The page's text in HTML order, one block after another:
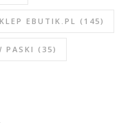
EBUTIK.PL (145)
PASKI (35)